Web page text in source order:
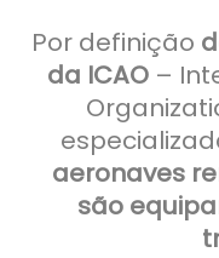
Por definição
da ICAO–
aeronaves
são